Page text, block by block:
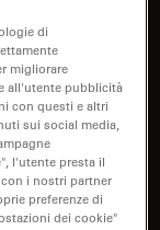
di
migliorare
all'utente pubblicità
con questi e altri
sui social media,
l'utente presta il
i nostri partner
preferenze di
dei cookie"